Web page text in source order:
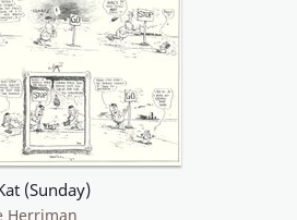
(Sunday)
Herriman